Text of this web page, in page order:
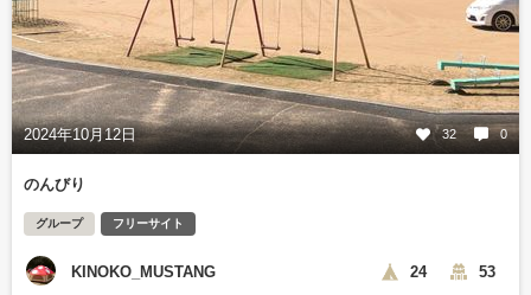
2024年10月12日 32 0
のんびり
グループ フリーサイト
KINOKO_MUSTANG 24 53